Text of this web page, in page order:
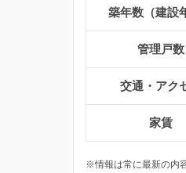
築年数（建設
管理戸数
交通・アク
家賃
※情報は常に最新の内